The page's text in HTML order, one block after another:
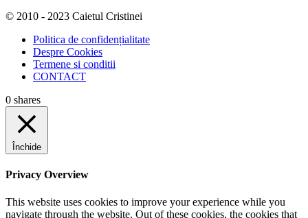
© 2010 - 2023 Caietul Cristinei
Politica de confidențialitate
Despre Cookies
Termene si conditii
CONTACT
0 shares
Închide
Privacy Overview
This website uses cookies to improve your experience while you
navigate through the website. Out of these cookies, the cookies that